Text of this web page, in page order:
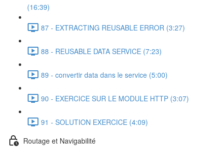
(16:39)
87 - EXTRACTING REUSABLE ERROR (3:27)
88 - REUSABLE DATA SERVICE (7:23)
89 - convertir data dans le service (5:00)
90 - EXERCICE SUR LE MODULE HTTP (3:07)
91 - SOLUTION EXERCICE (4:09)
Routage et Navigabilité